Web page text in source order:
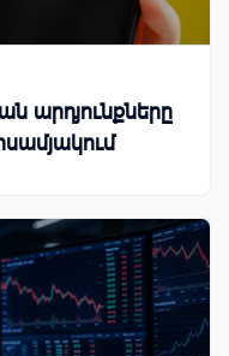
արդյունքները